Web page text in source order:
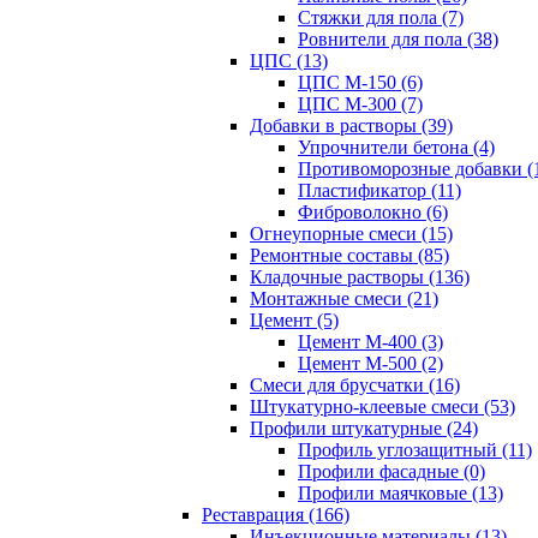
Стяжки для пола (7)
Ровнители для пола (38)
ЦПС (13)
ЦПС М-150 (6)
ЦПС М-300 (7)
Добавки в растворы (39)
Упрочнители бетона (4)
Противоморозные добавки
Пластификатор (11)
Фиброволокно (6)
Огнеупорные смеси (15)
Ремонтные составы (85)
Кладочные растворы (136)
Монтажные смеси (21)
Цемент (5)
Цемент М-400 (3)
Цемент М-500 (2)
Смеси для брусчатки (16)
Штукатурно-клеевые смеси (53)
Профили штукатурные (24)
Профиль углозащитный (11)
Профили фасадные (0)
Профили маячковые (13)
Реставрация (166)